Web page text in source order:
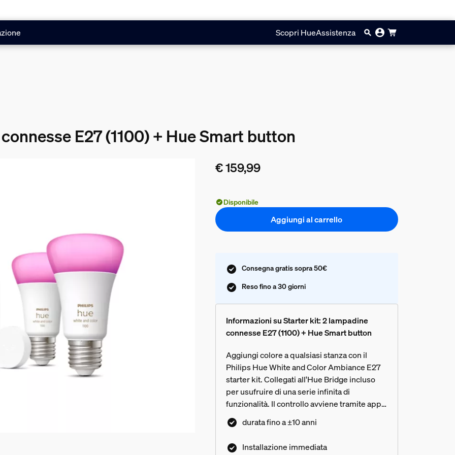
Scopri HueAssistenza
E27 (1100) + Hue Smart button
€ 159,99
Disponibile
Aggiungi al carrello
Consegna gratis sopra 50€
Reso fino a 30 giorni
Informazioni su Starter kit: 2 lampadine
connesse E27 (1100) + Hue Smart button
Aggiungi colore a qualsiasi stanza con il
Philips Hue White and Color Ambiance E27
starter kit. Collegati all'Hue Bridge incluso
per usufruire di una serie infinita di
funzionalità. Il controllo avviene tramite app,
comandi vocali o lo Smart Button incluso.
durata fino a ±10 anni
Installazione immediata